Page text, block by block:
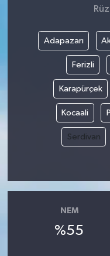
Adapazarı
Ferizli
Karapürçek
Kocaali
Serdivan
NEM
%55